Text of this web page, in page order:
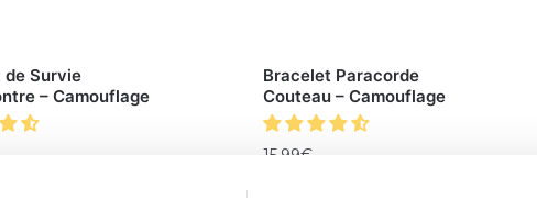
de Survie
– Camouflage
Bracelet Paracorde
Couteau – Camouflage
15.99€